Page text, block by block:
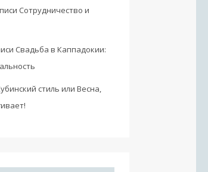
Сотрудничество и
Свадьба в Каппадокии:
стиль или Весна,